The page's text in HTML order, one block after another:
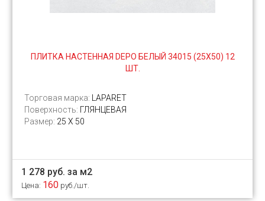
ПЛИТКА НАСТЕННАЯ DEPO БЕЛЫЙ 34015 (25Х50) 12
ШТ.
Торговая марка:
LAPARET
Поверхность: ГЛЯНЦЕВАЯ
Размер: 25 Х 50
1 278 руб. за м2
Цена: 160 руб./шт.